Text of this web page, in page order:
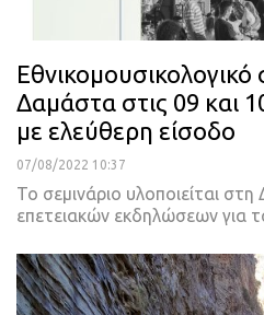
Εθνικομουσικολογικό
Δαμάστα στις 09 και
με ελεύθερη είσοδο
07/08/2022 10:37
Το σεμινάριο υλοποιείται
επετειακών εκδηλώσεων για